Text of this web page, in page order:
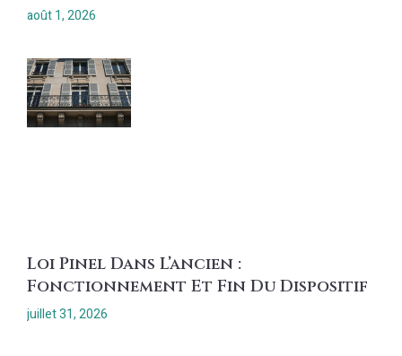
août 1, 2026
Loi Pinel Dans L’ancien :
Fonctionnement Et Fin Du Dispositif
juillet 31, 2026